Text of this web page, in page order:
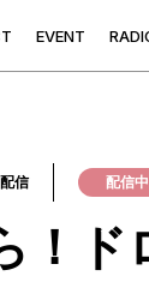
T EVENT RADI
信 配信中
！ド